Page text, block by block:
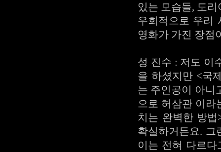
있는 모습들, 도
우회적으로 우리
영화가 가진 장점
성 진수 : 저도 이
을 하셨지만 <국
는 주인공이 아니
으로 허삼관 이라
치는 완벽한 방
확실하거든요.
이는 전혀 다르